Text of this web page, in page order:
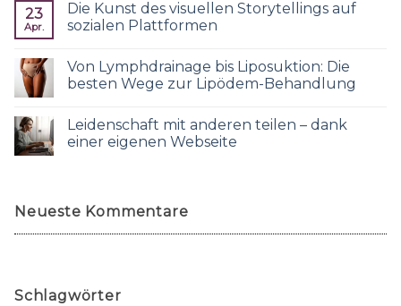
23
Apr.
Die Kunst des visuellen Storytellings auf
sozialen Plattformen
Von Lymphdrainage bis Liposuktion: Die
besten Wege zur Lipödem-Behandlung
Leidenschaft mit anderen teilen – dank
einer eigenen Webseite
Neueste Kommentare
Schlagwörter